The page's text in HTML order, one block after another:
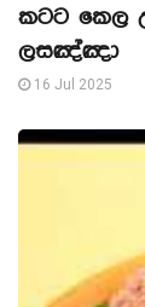
කටට කෙල
ලසඤ්ඤා
16 Jul 2025